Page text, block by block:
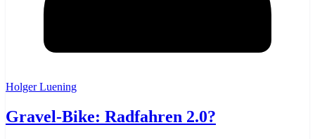
Holger Luening
Gravel-Bike: Radfahren 2.0?